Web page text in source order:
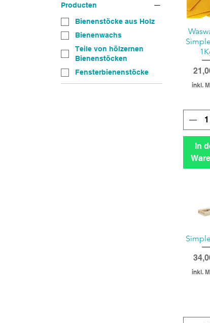
Producten
Bienenstöcke aus Holz
Bienenwachs
Teile von hölzernen
Bienenstöcken
Fensterbienenstöcke
inkl.
In
inkl.